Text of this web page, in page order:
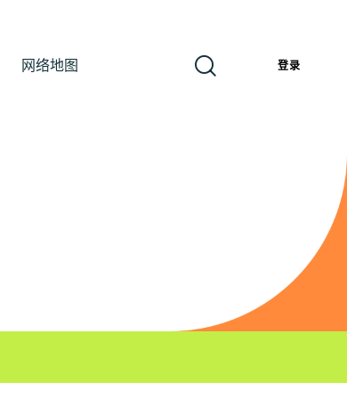
网络地图 登录